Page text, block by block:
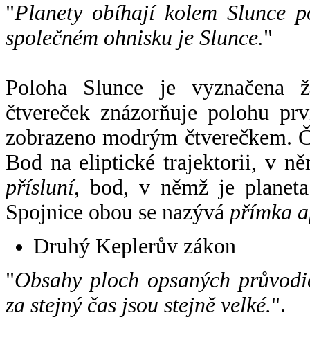
"Planety obíhají kolem Slunce
společném ohnisku je Slunce."
Poloha Slunce je vyznačena
čtvereček znázorňuje polohu
zobrazeno modrým čtverečkem.
Bod na eliptické trajektorii, v
přísluní, bod, v němž je
Spojnice obou se nazývá přímka
Druhý Keplerův zákon
"Obsahy ploch opsaných
za stejný čas jsou stejně velké.".